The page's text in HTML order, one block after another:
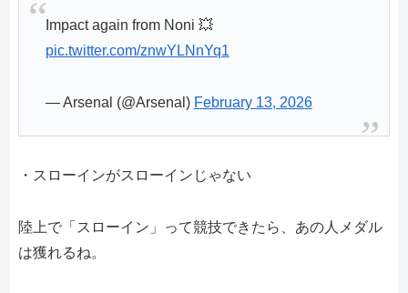
Impact again from Noni 💥
pic.twitter.com/znwYLNnYq1
— Arsenal (@Arsenal) February 13, 2026
・スローインがスローインじゃない
陸上で「スローイン」って競技できたら、あの人メダル
は獲れるね。